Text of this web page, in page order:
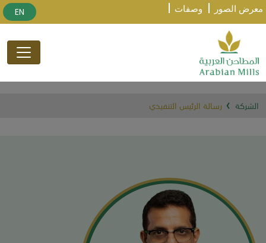
معرض الصور وصفات EN
الشركة رسالة الرئيس التنفيذي